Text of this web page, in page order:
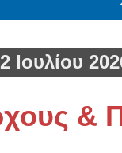
Ιουλίου
&